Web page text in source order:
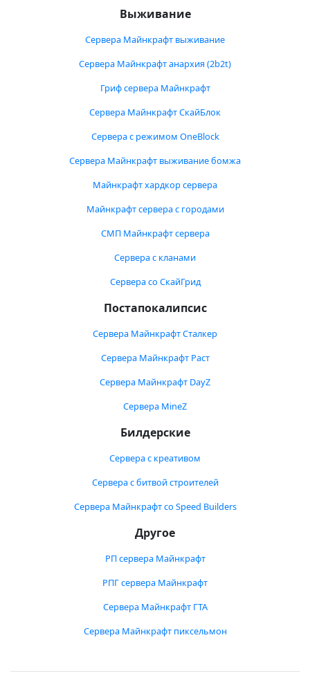
Выживание
Сервера Майнкрафт выживание
Сервера Майнкрафт анархия (2b2t)
Гриф сервера Майнкрафт
Сервера Майнкрафт СкайБлок
Сервера с режимом OneBlock
Сервера Майнкрафт выживание бомжа
Майнкрафт хардкор сервера
Майнкрафт сервера с городами
СМП Майнкрафт сервера
Сервера с кланами
Сервера со СкайГрид
Постапокалипсис
Сервера Майнкрафт Сталкер
Сервера Майнкрафт Раст
Сервера Майнкрафт DayZ
Сервера MineZ
Билдерские
Сервера с креативом
Сервера с битвой строителей
Сервера Майнкрафт со Speed Builders
Другое
РП сервера Майнкрафт
РПГ сервера Майнкрафт
Сервера Майнкрафт ГТА
Сервера Майнкрафт пиксельмон